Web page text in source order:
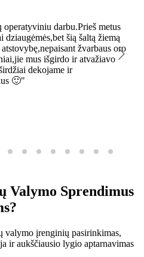
darbu.Prieš metus
šią šaltą žiemą
žvarbaus oro
mus išgirdo ir atvažiavo
dekojame ir
🙂"
Valymo Sprendimus
valymo įrenginių pasirinkimas,
ir aukščiausio lygio aptarnavimas